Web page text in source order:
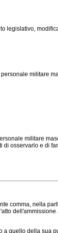
militare
militare
di osservarlo e di
comma, nella
a quello della sua